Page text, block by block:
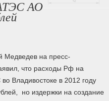
АО
Медведев на пресс-
что расходы Рф на
Владивостоке в 2012 году
но издержки на создание